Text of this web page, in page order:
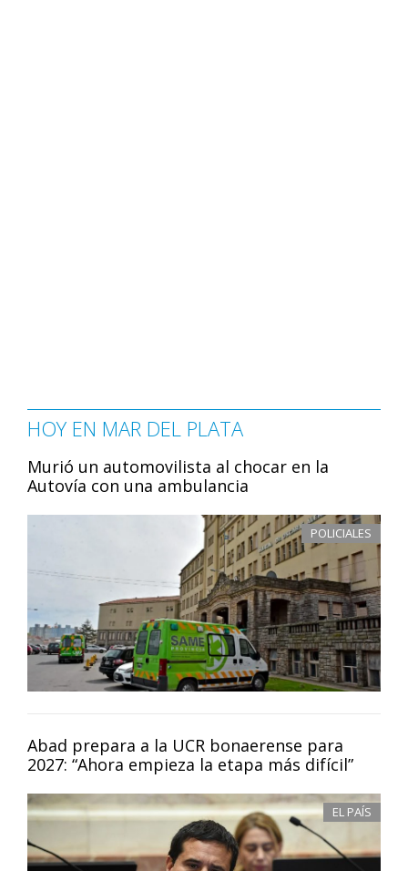
HOY EN MAR DEL PLATA
Murió un automovilista al chocar en la
Autovía con una ambulancia
POLICIALES
Abad prepara a la UCR bonaerense para
2027: “Ahora empieza la etapa más difícil”
EL PAÍS